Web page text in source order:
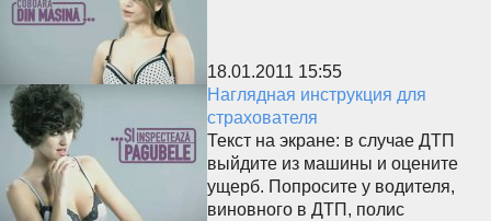
18.01.2011 15:55
Наглядная инструкция для
страхователя
Текст на экране: в случае ДТП
выйдите из машины и оцените
ущерб. Попросите у водителя,
виновного в ДТП, полис